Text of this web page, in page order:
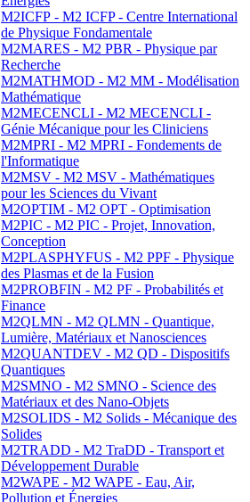
M2ICFP - M2 ICFP - Centre International
de Physique Fondamentale
M2MARES - M2 PBR - Physique par
Recherche
M2MATHMOD - M2 MM - Modélisation
Mathématique
M2MECENCLI - M2 MECENCLI -
Génie Mécanique pour les Cliniciens
M2MPRI - M2 MPRI - Fondements de
l'Informatique
M2MSV - M2 MSV - Mathématiques
pour les Sciences du Vivant
M2OPTIM - M2 OPT - Optimisation
M2PIC - M2 PIC - Projet, Innovation,
Conception
M2PLASPHYFUS - M2 PPF - Physique
des Plasmas et de la Fusion
M2PROBFIN - M2 PF - Probabilités et
Finance
M2QLMN - M2 QLMN - Quantique,
Lumière, Matériaux et Nanosciences
M2QUANTDEV - M2 QD - Dispositifs
Quantiques
M2SMNO - M2 SMNO - Science des
Matériaux et des Nano-Objets
M2SOLIDS - M2 Solids - Mécanique des
Solides
M2TRADD - M2 TraDD - Transport et
Développement Durable
M2WAPE - M2 WAPE - Eau, Air,
Pollution et Énergies